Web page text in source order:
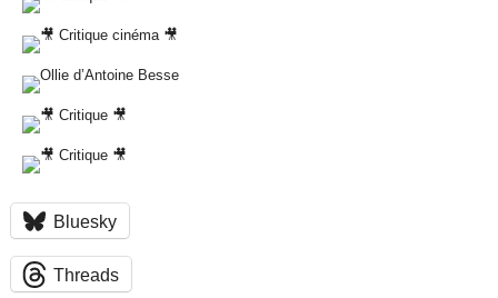
Bluesky
Threads